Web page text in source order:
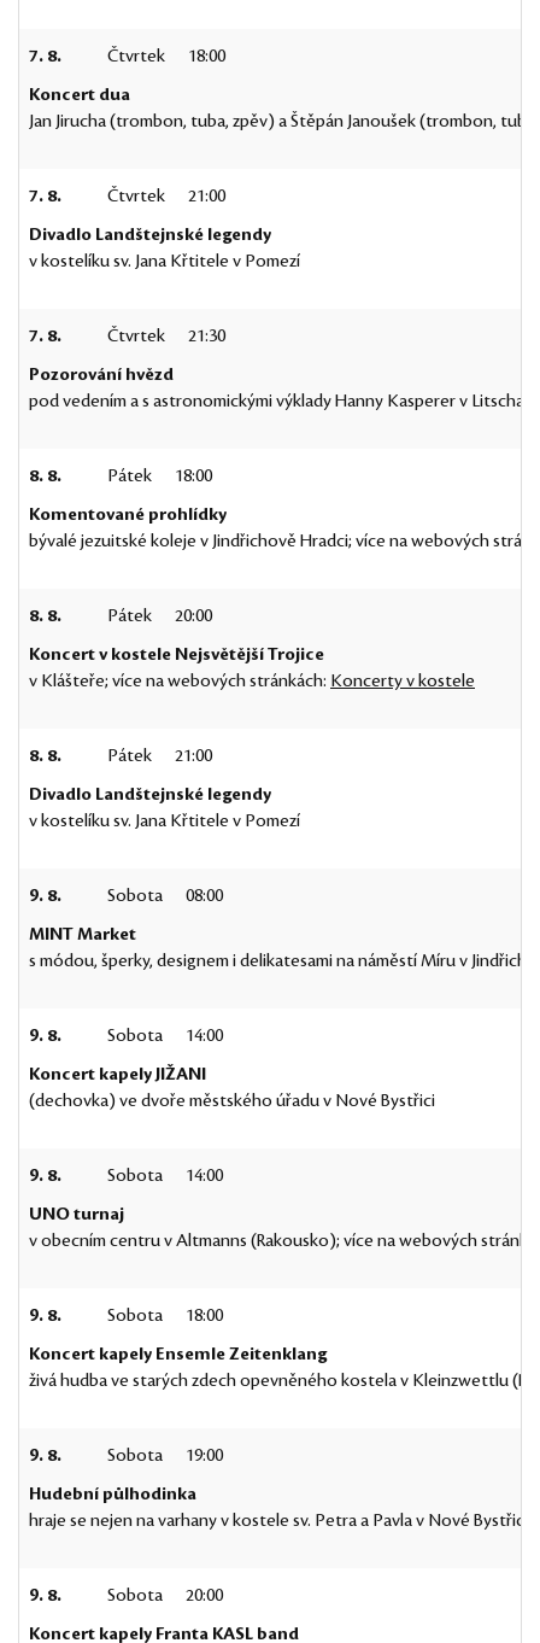
7. 8. Čtvrtek
18:00
Koncert dua
Jan Jirucha (trombon, tuba, zpěv) a Štěpán Janoušek (trombon,
7. 8. Čtvrtek
21:00
Divadlo Landštejnské legendy
v kostelíku sv. Jana Křtitele v Pomezí
7. 8. Čtvrtek
21:30
Pozorování hvězd
pod vedením a s astronomickými výklady Hanny Kasperer v
8. 8. Pátek
18:00
Komentované prohlídky
bývalé jezuitské koleje v Jindřichově Hradci; více na webových
8. 8. Pátek
20:00
Koncert v kostele Nejsvětější Trojice
v Klášteře; více na webových stránkách: Koncerty v kostele
8. 8. Pátek
21:00
Divadlo Landštejnské legendy
v kostelíku sv. Jana Křtitele v Pomezí
9. 8. Sobota
08:00
MINT Market
s módou, šperky, designem i delikatesami na náměstí Míru v
9. 8. Sobota
14:00
Koncert kapely JIŽANI
(dechovka) ve dvoře městského úřadu v Nové Bystřici
9. 8. Sobota
14:00
UNO turnaj
v obecním centru v Altmanns (Rakousko); více na webových
9. 8. Sobota
18:00
Koncert kapely Ensemle Zeitenklang
živá hudba ve starých zdech opevněného kostela v Kleinzwettlu
9. 8. Sobota
19:00
Hudební půlhodinka
hraje se nejen na varhany v kostele sv. Petra a Pavla v Nové Bystřici
9. 8. Sobota
20:00
Koncert kapely Franta KASL band